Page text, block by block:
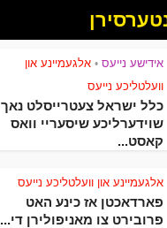
אידישע נייעס • אלגעמיינע און
וועלטליכע נייעס
כלל ישראל צעטרייסלט נאך
שוידערליכע שיסעריי וואס
קאסט...
אלגעמיינע און וועלטליכע נייעס
פארדאכטן אז כינע האט
פרובירט צו מאניפולירן די...